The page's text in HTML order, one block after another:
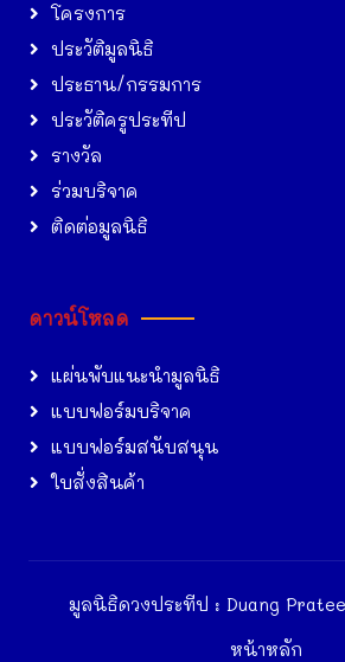
โครงการ
ประวัติมูลนิธิ
ประธาน/กรรมการ
ประวัติครูประทีป
รางวัล
ร่วมบริจาค
ติดต่อมูลนิธิ
ดาวน์โหลด
แผ่นพับแนะนำมูลนิธิ
แบบฟอร์มบริจาค
แบบฟอร์มสนับสนุน
ใบสั่งสินค้า
มูลนิธิดวงประทีป : Duang
หน้าหลัก